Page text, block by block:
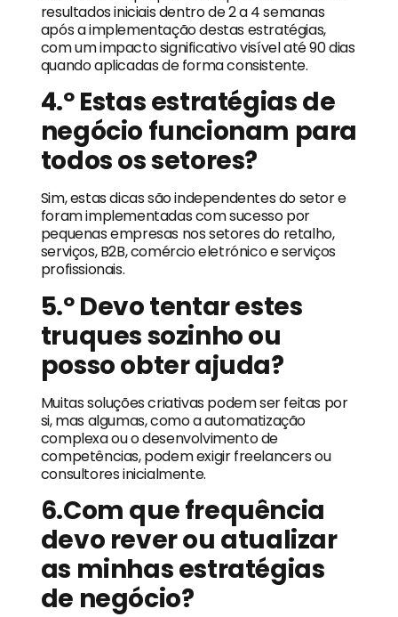
resultados iniciais dentro de 2 a 4 semanas
após a implementação destas estratégias,
com um impacto significativo visível até 90 dias
quando aplicadas de forma consistente.
4.º Estas estratégias de
negócio funcionam para
todos os setores?
Sim, estas dicas são independentes do setor e
foram implementadas com sucesso por
pequenas empresas nos setores do retalho,
serviços, B2B, comércio eletrónico e serviços
profissionais.
5.º Devo tentar estes
truques sozinho ou
posso obter ajuda?
Muitas soluções criativas podem ser feitas por
si, mas algumas, como a automatização
complexa ou o desenvolvimento de
competências, podem exigir freelancers ou
consultores inicialmente.
6.Com que frequência
devo rever ou atualizar
as minhas estratégias
de negócio?